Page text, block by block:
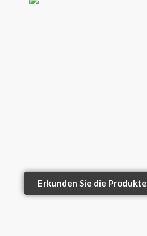
Erkunden Sie die Produkte